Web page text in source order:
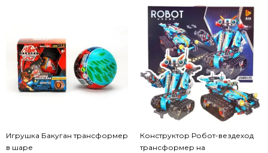
Игрушка Бакуган трансформер
в шаре
Конструктор Робот-вездеход
трансформер на